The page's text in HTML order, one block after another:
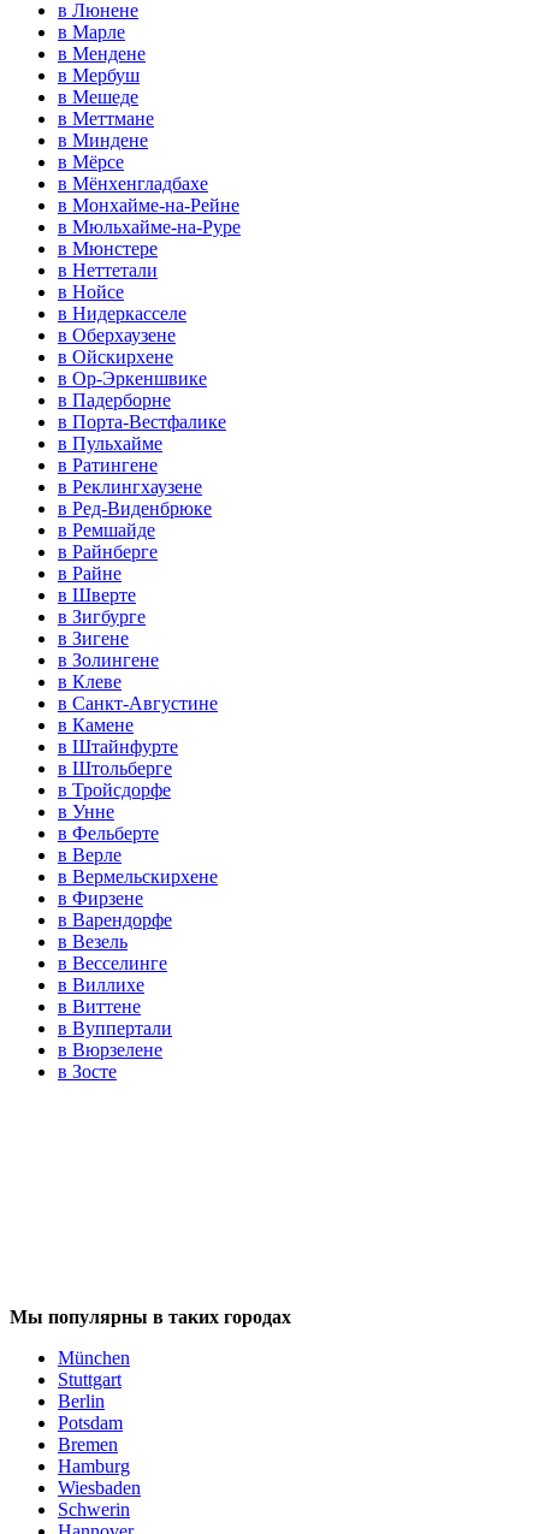
в Люнене
в Марле
в Мендене
в Мербуш
в Мешеде
в Меттмане
в Миндене
в Мёрсе
в Мёнхенгладбахе
в Монхайме-на-Рейне
в Мюльхайме-на-Руре
в Мюнстере
в Неттетали
в Нойсе
в Нидеркасселе
в Оберхаузене
в Ойскирхене
в Ор-Эркеншвике
в Падерборне
в Порта-Вестфалике
в Пульхайме
в Ратингене
в Реклингхаузене
в Ред-Виденбрюке
в Ремшайде
в Райнберге
в Райне
в Шверте
в Зигбурге
в Зигене
в Золингене
в Клеве
в Санкт-Августине
в Камене
в Штайнфурте
в Штольберге
в Тройсдорфе
в Унне
в Фельберте
в Верле
в Вермельскирхене
в Фирзене
в Варендорфе
в Везель
в Весселинге
в Виллихе
в Виттене
в Вуппертали
в Вюрзелене
в Зосте
Мы популярны в таких городах
München
Stuttgart
Berlin
Potsdam
Bremen
Hamburg
Wiesbaden
Schwerin